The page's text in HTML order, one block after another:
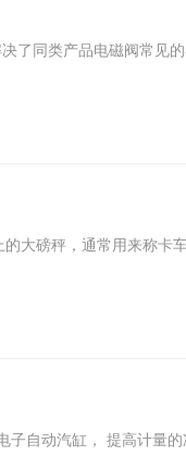
了同类产品电磁阀常见
大磅秤，通常用来称卡
子自动汽缸， 提高计量